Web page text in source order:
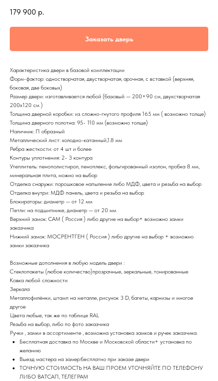
179 900 р.
Заказать дверь
Характеристика двери в базовой комплектации
Форм-фактор: одностворчатая, двустворчатая, арочная, с вставкой (верхняя,
боковая, две боковых)
Размер двери: изготавливается любой (базовый — 200×90 см, двухстворчатая
200х120 см )
Толщина дверной коробки: из сложно-гнутого профиля 165 мм ( возможно толще)
Толщина дверного полотна: 95- 110 мм (возможно толще)
Наличник: П образный
Металлический лист: холодно-катанный,1.8 мм
Ребра жесткости: от 4 шт и более
Контуры уплотнения: 2- 3 контура
Утеплитель: пенополистирол, пеноплекс, фольгированный изолон, пробка 8 мм,
минеральная плита, можно на выбор
Отделка снаружи: порошковое напыление либо МДФ, цвета и резьба на выбор
Отделка внутри: МДФ панель, цвета и резьба на выбор
Блокираторы: диаметр — от 12 мм
Петли: на подшипнике, диаметр — от 20 мм
Верхний замок: САМ ( Россия ) либо другие на выбор+ возможно замки
заказчика
Нижний замок: МОСРЕНТГЕН ( Россия ) либо другие на выбор + возможно
замки заказчика
Возможные дополнения в любую модель двери :
Стеклопакеты (любое количество)прозрачные, зеркальные, тонированные
Ковка любой сложности
Зеркала
Металлофилёнки, штамп на металле, рисунок 3 D, багеты, карнизы и многое
другое
Цвета любые, так же по таблице RAL
Резьба на выбор, либо по фото заказчика
Ручки , замки в ассортименте , возможна установка замков и ручек заказчика.
Бесплатная доставка по Москве и Московской области+ установка по
желанию
Выезд мастера на замер:бесплатно при заказе двери
ТОЧНУЮ СТОИМОСТЬ НА ВАШ ПРОЕМ УТОЧНЯЙТЕ ПО ТЕЛЕФОНУ
ЛИБО ВАТСАП, ТЕЛЕГРАМ